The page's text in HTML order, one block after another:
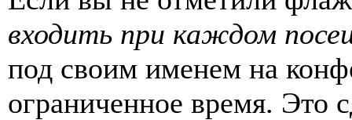
входить при каждом
под своим именем на
ограниченное время. Это